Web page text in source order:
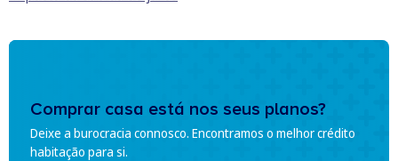
Comprar casa está nos seus planos?
Deixe a burocracia connosco. Encontramos o melhor crédito
habitação para si.